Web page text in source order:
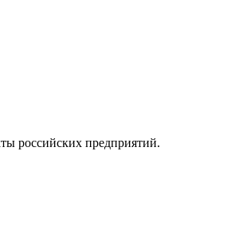
российских предприятий.